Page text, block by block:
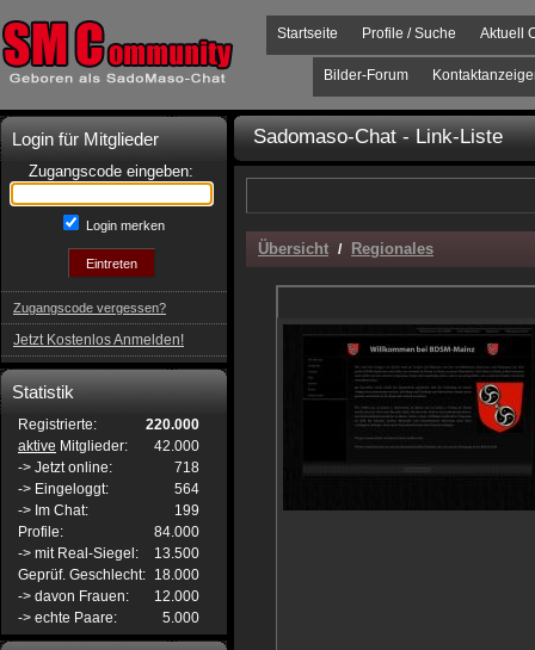
Aktuell
Profile / Suche
Startseite
Bilder-Forum
Login für Mitglieder
Zugangscode eingeben:
Login merken
Zugangscode vergessen?
Jetzt Kostenlos Anmelden!
Statistik
Registrierte:
220.000
aktive Mitglieder:
42.000
-> Jetzt online:
718
-> Eingeloggt:
564
-> Im Chat:
199
Profile:
84.000
-> mit Real-Siegel:
13.500
Geprüf. Geschlecht: 18.000
-> davon Frauen:
12.000
-> echte Paare:
5.000
Sadomaso-Chat - Link-Liste
Übersicht / Regionales